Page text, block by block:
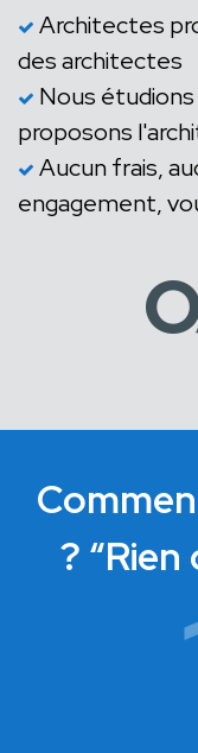
Architectes
des architectes
Nous
proposons
Aucun frais,
engagement,
?